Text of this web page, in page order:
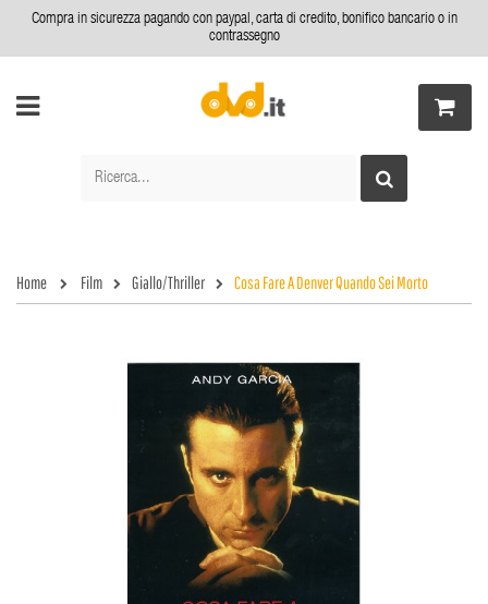
Compra in sicurezza pagando con paypal, carta di credito, bonifico bancario o in
contrassegno
Home Film Giallo/Thriller Cosa Fare A Denver Quando Sei Morto